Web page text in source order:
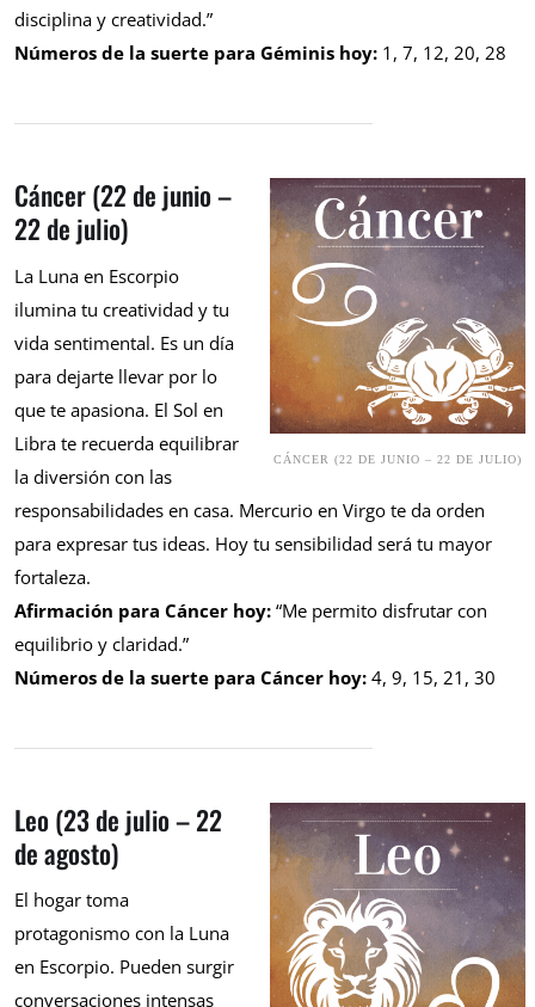
disciplina y creatividad.”
Números de la suerte para Géminis hoy: 1, 7, 12, 20, 28
CÁNCER (22 DE JUNIO – 22 DE JULIO)
Cáncer (22 de junio –
22 de julio)
La Luna en Escorpio
ilumina tu creatividad y tu
vida sentimental. Es un día
para dejarte llevar por lo
que te apasiona. El Sol en
Libra te recuerda equilibrar
la diversión con las
responsabilidades en casa. Mercurio en Virgo te da orden
para expresar tus ideas. Hoy tu sensibilidad será tu mayor
fortaleza.
Afirmación para Cáncer hoy: “Me permito disfrutar con
equilibrio y claridad.”
Números de la suerte para Cáncer hoy: 4, 9, 15, 21, 30
Leo (23 de julio – 22
de agosto)
El hogar toma
protagonismo con la Luna
en Escorpio. Pueden surgir
conversaciones intensas